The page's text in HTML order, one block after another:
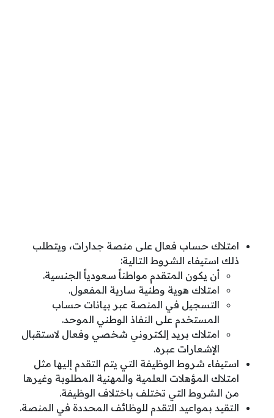
امتلاك حساب فعال على منصة جدارات، ويتطلب
ذلك استيفاء الشروط التالية:
أن يكون المتقدم مواطناً سعودياً الجنسية.
امتلاك هوية وطنية سارية المفعول.
التسجيل في المنصة عبر بيانات حساب
المستخدم على النفاذ الوطني الموحد.
امتلاك بريد إلكتروني شخصي وفعال لاستقبال
الإشعارات عبره.
استيفاء شروط الوظيفة التي يتم التقدم إليها مثل
امتلاك المؤهلات العلمية والمهنية المطلوبة وغيرها
من الشروط التي تختلف باختلاف الوظيفة.
التقيد بمواعيد التقدم للوظائف المحددة في المنصة.